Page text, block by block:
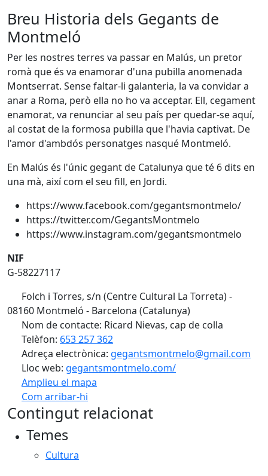
Breu Historia dels Gegants de
Montmeló
Per les nostres terres va passar en Malús, un pretor
romà que és va enamorar d'una pubilla anomenada
Montserrat. Sense faltar-li galanteria, la va convidar a
anar a Roma, però ella no ho va acceptar. Ell, cegament
enamorat, va renunciar al seu país per quedar-se aquí,
al costat de la formosa pubilla que l'havia captivat. De
l'amor d'ambdós personatges nasqué Montmeló.
En Malús és l'únic gegant de Catalunya que té 6 dits en
una mà, així com el seu fill, en Jordi.
https://www.facebook.com/gegantsmontmelo/
https://twitter.com/GegantsMontmelo
https://www.instagram.com/gegantsmontmelo
NIF
G-58227117
Folch i Torres, s/n (Centre Cultural La Torreta) -
08160 Montmeló - Barcelona (Catalunya)
Nom de contacte: Ricard Nievas, cap de colla
Telèfon: 653 257 362
Adreça electrònica: gegantsmontmelo@gmail.com
Lloc web: gegantsmontmelo.com/
Amplieu el mapa
Com arribar-hi
+
Contingut relacionat
Temes
Cultura